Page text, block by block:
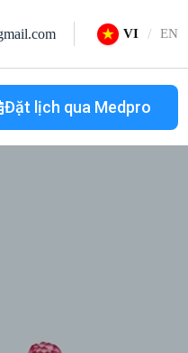
EN
VI
Đặt lịch qua Medpro